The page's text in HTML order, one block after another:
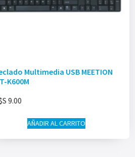
Multimedia USB MEETION
K600M
9.00
AÑADIR AL CARRITO